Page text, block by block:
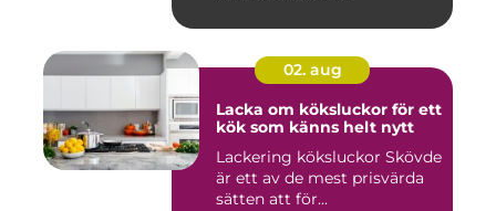
02. aug
Lacka om köksluckor för ett
kök som känns helt nytt
Lackering köksluckor Skövde
är ett av de mest prisvärda
sätten att för...